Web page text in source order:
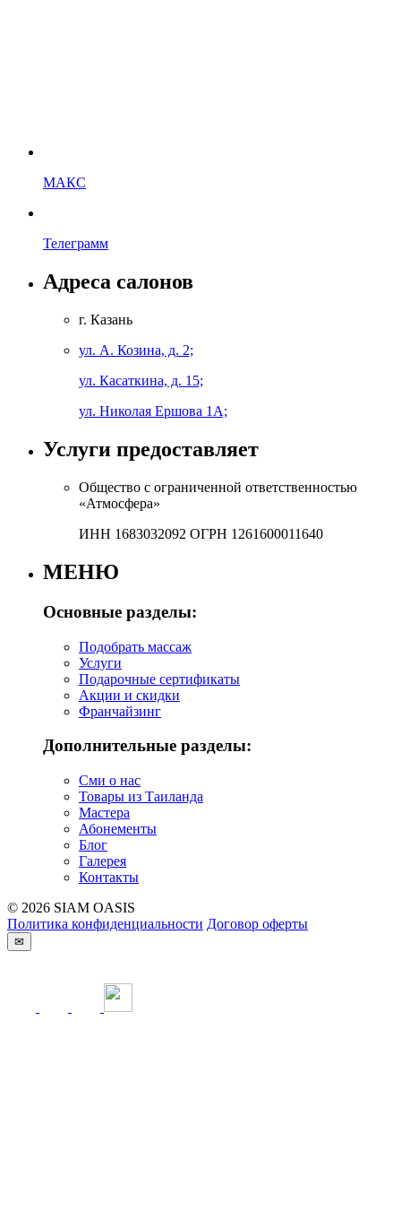
МАКС
Телеграмм
Адреса салонов
г. Казань
ул. А. Козина, д. 2;
ул. Касаткина, д. 15;
ул. Николая Ершова 1А;
Услуги предоставляет
Общество с ограниченной ответственностью
«Атмосфера»
ИНН 1683032092 ОГРН 1261600011640
МЕНЮ
Основные разделы:
Подобрать массаж
Услуги
Подарочные сертификаты
Акции и скидки
Франчайзинг
Дополнительные разделы:
Сми о нас
Товары из Таиланда
Мастера
Абонементы
Блог
Галерея
Контакты
© 2026 SIAM OASIS
Политика конфиденциальности Договор оферты
✉